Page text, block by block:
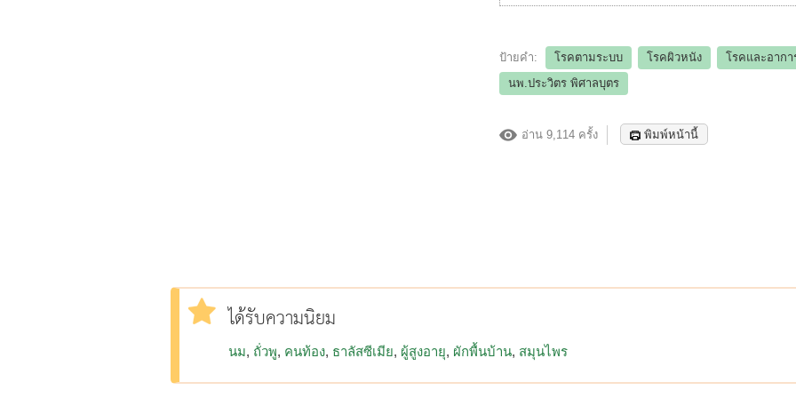
ป้ายคำ: โรคตามระบบ โรคผิวหนัง โรคและอากา
นพ.ประวิตร พิศาลบุตร
อ่าน 9,114 ครั้ง พิมพ์หน้านี้
ได้รับความนิยม
นม ถั่วพู คนท้อง ธาลัสซีเมีย ผู้สูงอายุ ผักพื้นบ้าน สมุนไพร